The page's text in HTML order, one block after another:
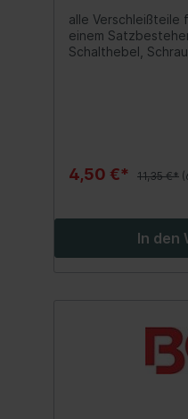
7181, 7192
alle Verschleißteile
einem
Schalthebel,
4,50 €* 11,35 €*
In den